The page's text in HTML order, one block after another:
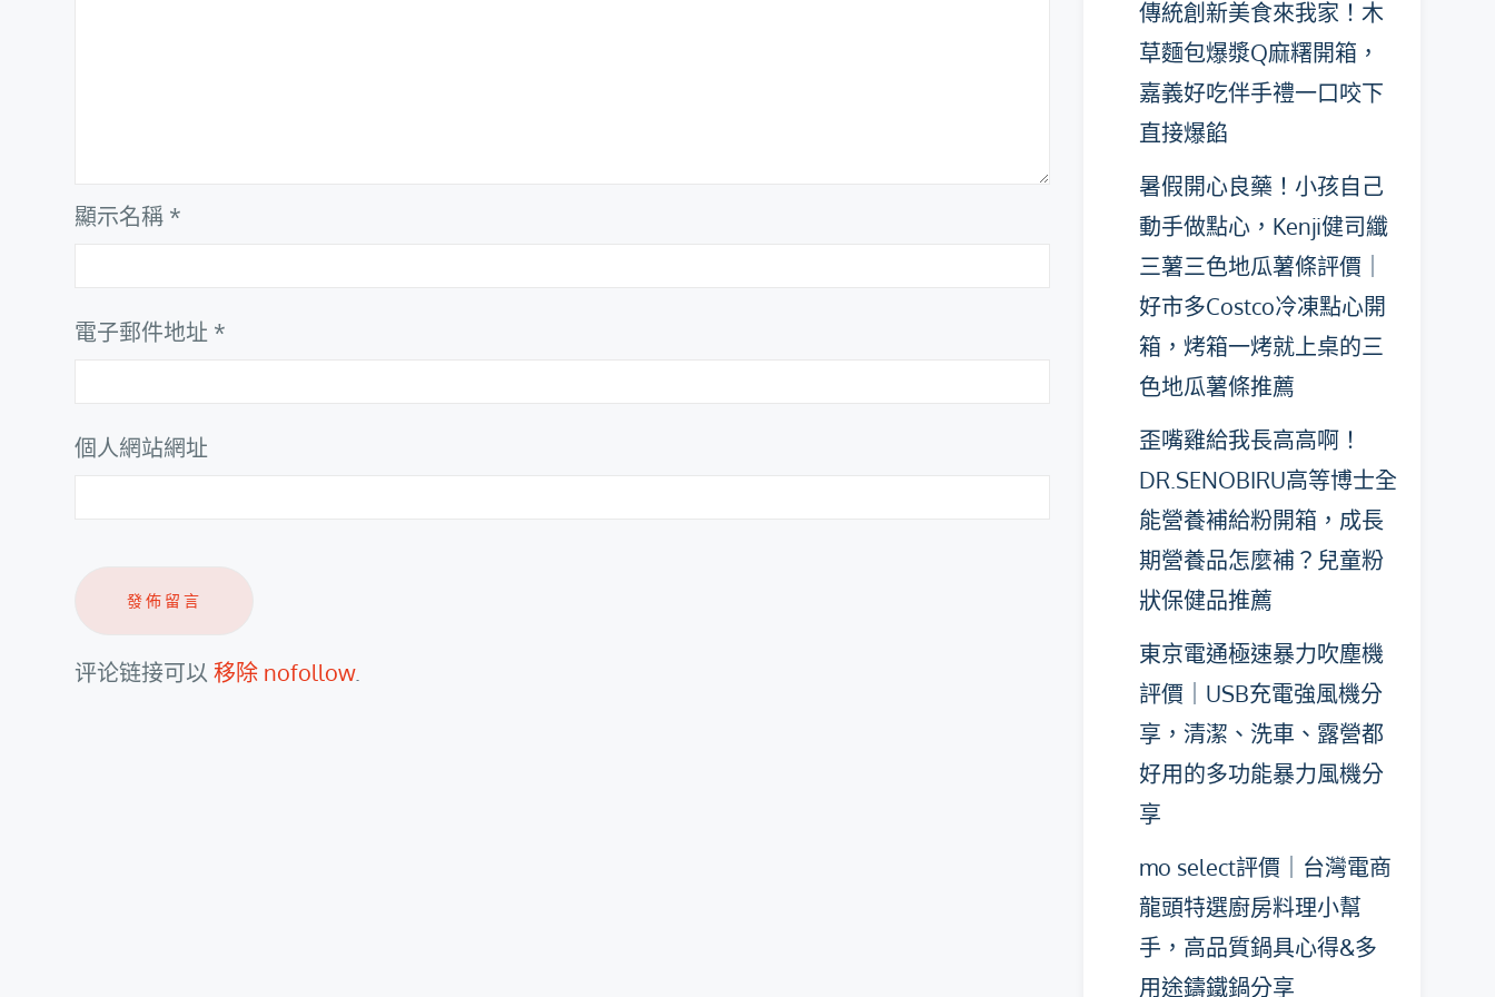
顯示名稱 *
電子郵件地址 *
個人網站網址
评论链接可以移除 nofollow.
傳統創新美食來我家！木
草麵包爆漿Q麻糬開箱，
嘉義好吃伴手禮一口咬下
直接爆餡
暑假開心良藥！小孩自己
動手做點心，Kenji健司纖
三薯三色地瓜薯條評價｜
好市多Costco冷凍點心開
箱，烤箱一烤就上桌的三
色地瓜薯條推薦
歪嘴雞給我長高高啊！
DR.SENOBIRU高等博士全
能營養補給粉開箱，成長
期營養品怎麼補？兒童粉
狀保健品推薦
東京電通極速暴力吹塵機
評價｜USB充電強風機分
享，清潔、洗車、露營都
好用的多功能暴力風機分
享
mo select評價｜台灣電商
龍頭特選廚房料理小幫
手，高品質鍋具心得&多
用途鑄鐵鍋分享